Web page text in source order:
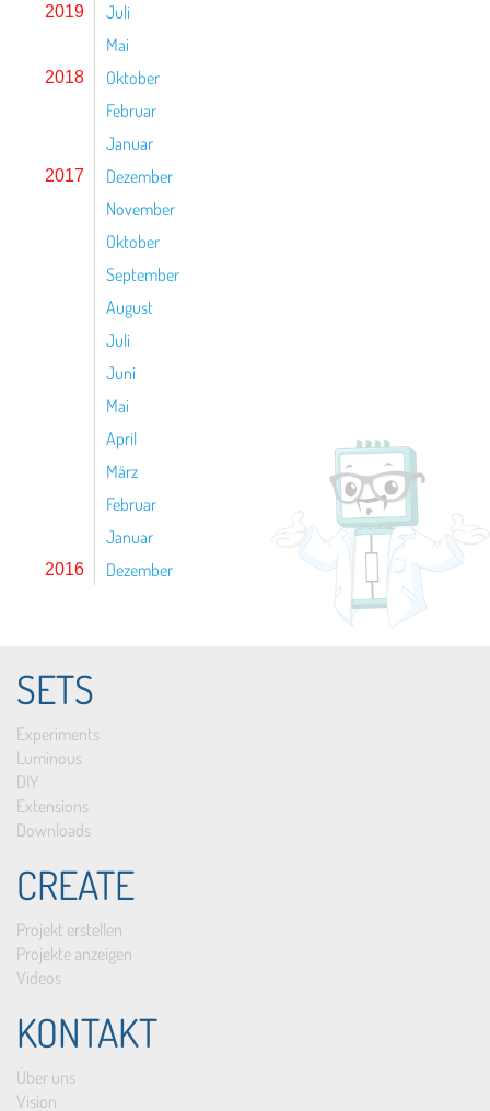
2019
Juli
Mai
2018
Oktober
Februar
Januar
2017
Dezember
November
Oktober
September
August
Juli
Juni
Mai
April
März
Februar
Januar
2016 Dezember
SETS
Experiments
Luminous
DIY
Extensions
Downloads
CREATE
Projekt erstellen
Projekte anzeigen
Videos
KONTAKT
Über uns
Vision